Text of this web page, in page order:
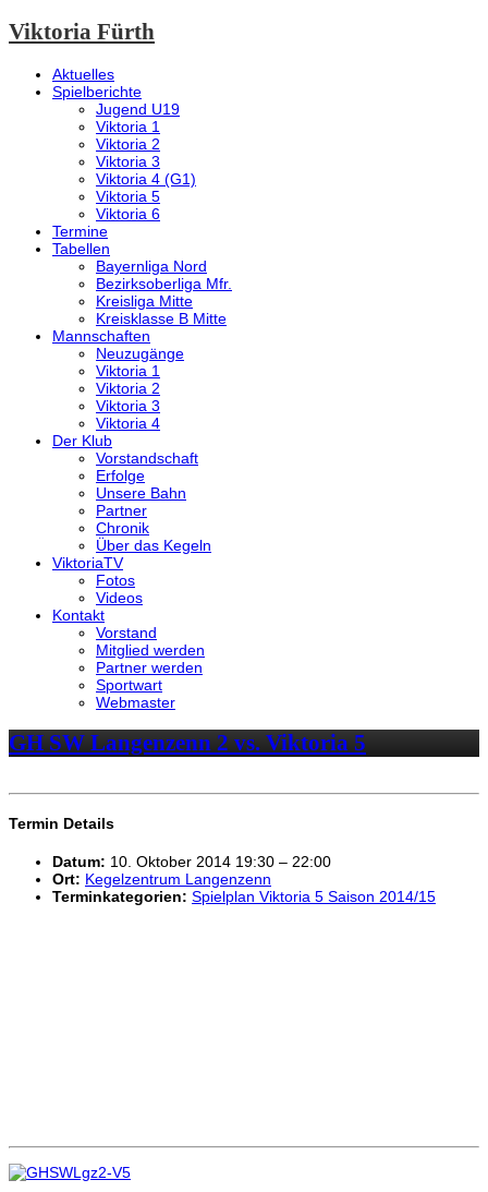
Viktoria Fürth
Aktuelles
Spielberichte
Jugend U19
Viktoria 1
Viktoria 2
Viktoria 3
Viktoria 4 (G1)
Viktoria 5
Viktoria 6
Termine
Tabellen
Bayernliga Nord
Bezirksoberliga Mfr.
Kreisliga Mitte
Kreisklasse B Mitte
Mannschaften
Neuzugänge
Viktoria 1
Viktoria 2
Viktoria 3
Viktoria 4
Der Klub
Vorstandschaft
Erfolge
Unsere Bahn
Partner
Chronik
Über das Kegeln
ViktoriaTV
Fotos
Videos
Kontakt
Vorstand
Mitglied werden
Partner werden
Sportwart
Webmaster
GH SW Langenzenn 2 vs. Viktoria 5
Termin Details
Datum: 10. Oktober 2014 19:30 – 22:00
Ort: Kegelzentrum Langenzenn
Terminkategorien: Spielplan Viktoria 5 Saison 2014/15